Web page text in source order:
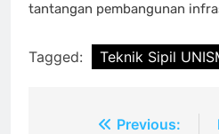
tantangan pembangunan
Tagged: Teknik Sipil
Previous: